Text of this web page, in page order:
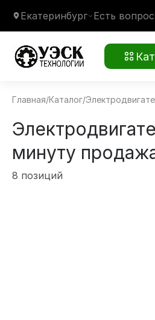
Екатеринбург Есть
Главная/Каталог/
минуту
8 позиций